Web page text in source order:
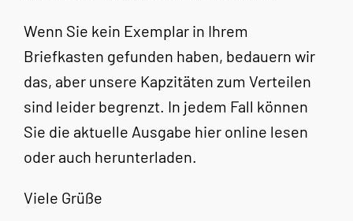
Wenn Sie kein Exemplar in Ihrem
Briefkasten gefunden haben, bedauern wir
das, aber unsere Kapzitäten zum Verteilen
sind leider begrenzt. In jedem Fall können
Sie die aktuelle Ausgabe hier online lesen
oder auch herunterladen.
Viele Grüße